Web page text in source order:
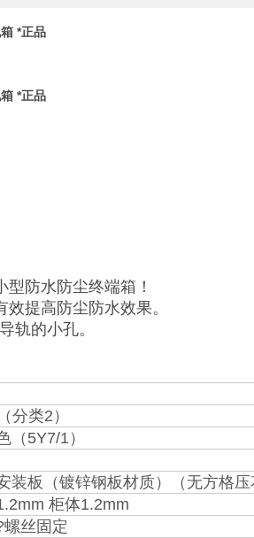
*正品
*正品
防水防尘终端箱！
提高防尘防水效果。
轨的小孔。
分类2）
（5Y7/1）
装板（镀锌钢板材质）（无方格
柜体1.2mm
螺丝固定